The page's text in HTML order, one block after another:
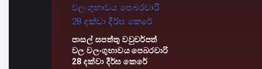
පාසල් සපත්තු වවුචර්පත්
වල වලංගුභාවය පෙබරවාරි
28 දක්වා දීර්ඝ කෙරේ